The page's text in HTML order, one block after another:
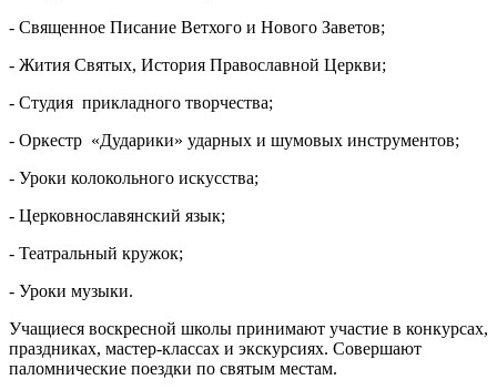
- Священное Писание Ветхого и Нового Заветов;
- Жития Святых, История Православной Церкви;
- Cтудия прикладного творчества;
- Оркестр «Дударики» ударных и шумовых инструментов;
- Уроки колокольного искусства;
- Церковнославянский язык;
- Театральный кружок;
- Уроки музыки.
Учащиеся воскресной школы принимают участие в конкурсах,
праздниках, мастер-классах и экскурсиях. Совершают
паломнические поездки по святым местам.